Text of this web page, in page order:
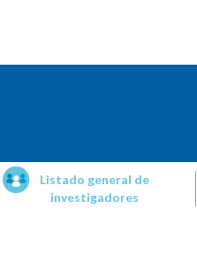
Listado general de
investigadores